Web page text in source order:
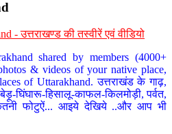
- उत्तराखण्ड की तस्वीरें एवं वीडियो
shared by members (4000+
& videos of your native place,
of Uttarakhand. उत्तराखंड के गाढ़,
घिंघारू-हिसालू-काफल-किलमोड़ी, पर्वत,
फोटुऐं... आइये देखिये ..और आप भी